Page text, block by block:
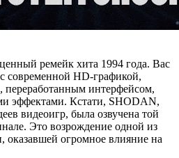
ремейк хита 1994 года. Вас
современной HD-графикой,
интерфейсом,
эффектами. Кстати, SHODAN,
видеоигр, была озвучена той
Это возрождение одной из
оказавшей огромное влияние на